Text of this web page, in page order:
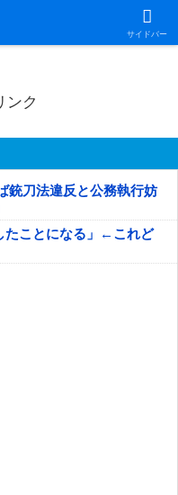
サイドバー
ンク
銃刀法違反と公務執行妨
たことになる」←これど